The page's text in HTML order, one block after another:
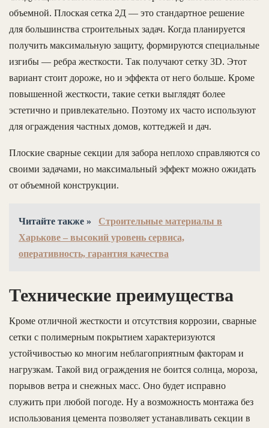
объемной. Плоская сетка 2Д — это стандартное решение
для большинства строительных задач. Когда планируется
получить максимальную защиту, формируются специальные
изгибы — ребра жесткости. Так получают сетку 3D. Этот
вариант стоит дороже, но и эффекта от него больше. Кроме
повышенной жесткости, такие сетки выглядят более
эстетично и привлекательно. Поэтому их часто используют
для ограждения частных домов, коттеджей и дач.
Плоские сварные секции для забора неплохо справляются со
своими задачами, но максимальный эффект можно ожидать
от объемной конструкции.
Читайте также »
Строительные материалы в
Харькове – высокий уровень сервиса,
оперативность, гарантия качества
Технические преимущества
Кроме отличной жесткости и отсутствия коррозии, сварные
сетки с полимерным покрытием характеризуются
устойчивостью ко многим неблагоприятным факторам и
нагрузкам. Такой вид ограждения не боится солнца, мороза,
порывов ветра и снежных масс. Оно будет исправно
служить при любой погоде. Ну а возможность монтажа без
использования цемента позволяет устанавливать секции в